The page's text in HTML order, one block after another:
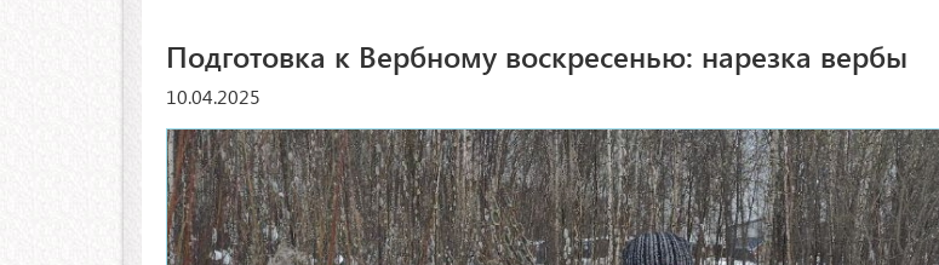
Подготовка к Вербному воскресенью: нарезка вербы
10.04.2025